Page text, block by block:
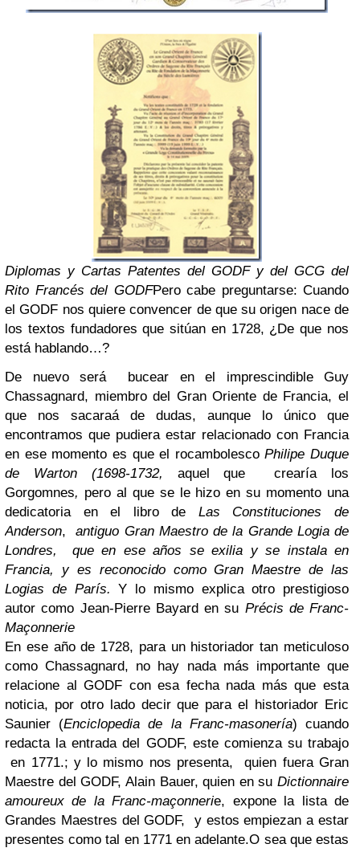
Diplomas y Cartas Patentes del GODF y del GCG del
Rito Francés del GODFPero cabe preguntarse: Cuando
el GODF nos quiere convencer de que su origen nace de
los textos fundadores que sitúan en 1728, ¿De que nos
está hablando…?
De nuevo será bucear en el imprescindible Guy
Chassagnard, miembro del Gran Oriente de Francia, el
que nos sacaraá de dudas, aunque lo único que
encontramos que pudiera estar relacionado con Francia
en ese momento es que el rocambolescoPhilipe Duque
de Warton (1698-1732, aquel que crearía los
Gorgomnes, pero al que se le hizo en su momento una
dedicatoria en el libro de Las Constituciones de
Anderson, antiguo Gran Maestro de la Grande Logia de
Londres, que en ese años se exilia y se instala en
Francia, y es reconocido como Gran Maestre de las
Logias de París.Y lo mismo explica otro prestigioso
autor como Jean-Pierre Bayard en su Précis de Franc-
Maçonnerie
En ese año de 1728, para un historiador tan meticuloso
como Chassagnard, no hay nada más importante que
relacione al GODF con esa fecha nada más que esta
noticia, por otro lado decir que para el historiador Eric
Saunier (Enciclopedia de la Franc-masonería) cuando
redacta la entrada del GODF, este comienza su trabajo
en 1771.; y lo mismo nos presenta, quien fuera Gran
Maestre del GODF, Alain Bauer, quien en su Dictionnaire
amoureux de la Franc-maçonnerie, expone la lista de
Grandes Maestres del GODF, y estos empiezan a estar
presentes como tal en 1771 en adelante.O sea que estas